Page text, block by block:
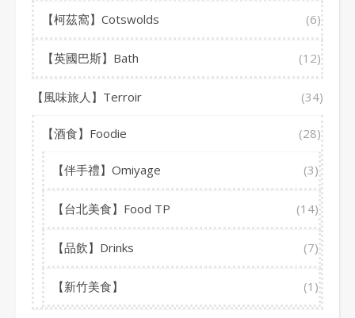
【柯茲窩】Cotswolds (6)
【英國巴斯】Bath (12)
【風味旅人】Terroir (34)
【酒食】Foodie (28)
【伴手禮】Omiyage (3)
【台北美食】Food TP (14)
【品飲】Drinks (7)
【新竹美食】 (1)